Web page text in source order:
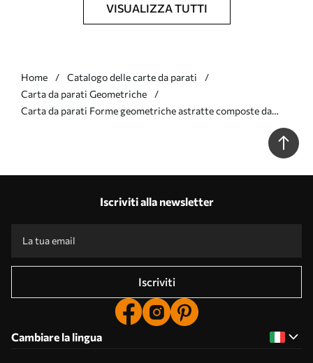
VISUALIZZA TUTTI
Home
Catalogo delle carte da parati
Carta da parati Geometriche
Carta da parati Forme geometriche astratte composte da
cerchi e linee, tonalità tenui, composizione ricca di texture e
Iscriviti alla newsletter
Iscriviti
Cambiare la lingua